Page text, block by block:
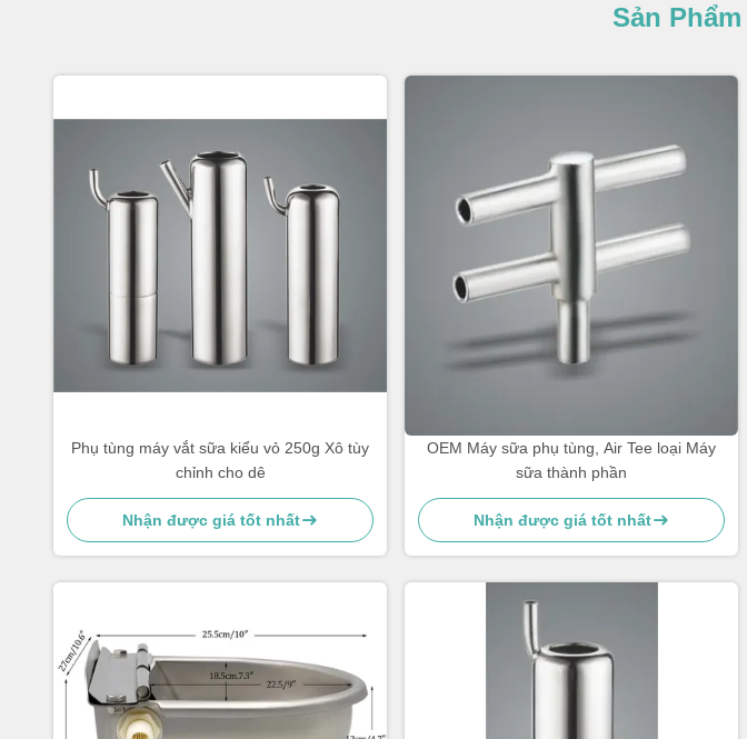
Sản
Phụ tùng máy vắt sữa kiểu vỏ 250g Xô tùy
chỉnh cho dê
Nhận được giá tốt nhất
OEM Máy sữa phụ tùng, Air Tee loại Máy
sữa thành phần
Nhận được giá tốt nhất